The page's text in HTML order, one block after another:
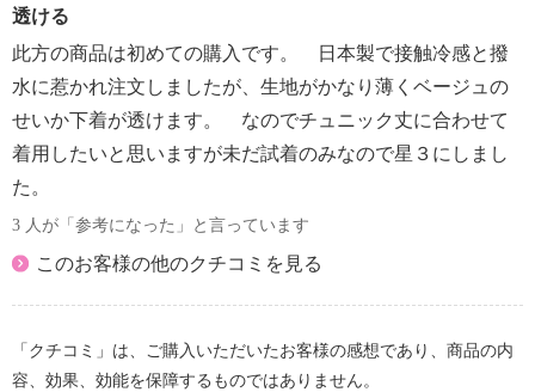
透ける
此方の商品は初めての購入です。 日本製で接触冷感と撥
水に惹かれ注文しましたが、生地がかなり薄くベージュの
せいか下着が透けます。 なのでチュニック丈に合わせて
着用したいと思いますが未だ試着のみなので星３にしまし
た。
3 人が「参考になった」と言っています
このお客様の他のクチコミを見る
「クチコミ」は、ご購入いただいたお客様の感想であり、商品の内
容、効果、効能を保障するものではありません。